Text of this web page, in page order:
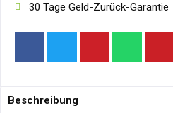
30 Tage Geld-Zurück-Garantie
Beschreibung